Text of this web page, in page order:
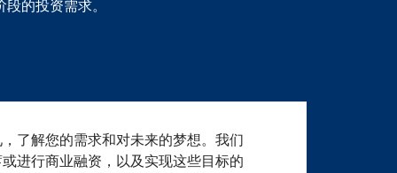
的投资需求。
了解您的需求和对未来的梦想。我们
进行商业融资，以及实现这些目标的